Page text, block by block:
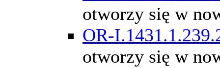
otworzy się w
OR-
otworzy się w